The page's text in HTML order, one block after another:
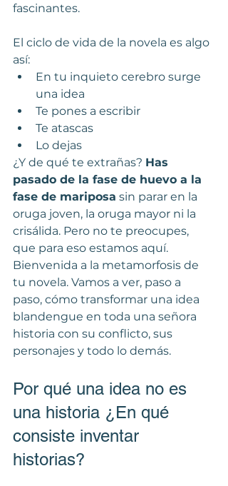
fascinantes.
El ciclo de vida de la novela es algo
así:
En tu inquieto cerebro surge
una idea
Te pones a escribir
Te atascas
Lo dejas
¿Y de qué te extrañas? Has
pasado de la fase de huevo a la
fase de mariposa sin parar en la
oruga joven, la oruga mayor ni la
crisálida. Pero no te preocupes,
que para eso estamos aquí.
Bienvenida a la metamorfosis de
tu novela. Vamos a ver, paso a
paso, cómo transformar una idea
blandengue en toda una señora
historia con su conflicto, sus
personajes y todo lo demás.
Por qué una idea no es
una historia ¿En qué
consiste inventar
historias?